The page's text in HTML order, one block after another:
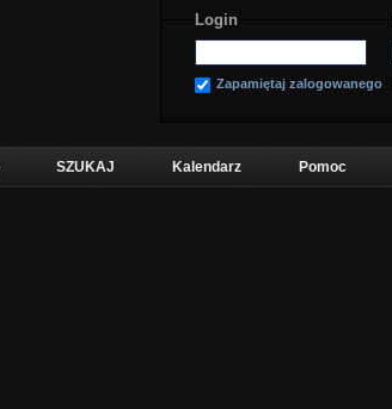
Login
Zapamiętaj zalogowanego
SZUKAJ Kalendarz Pomoc